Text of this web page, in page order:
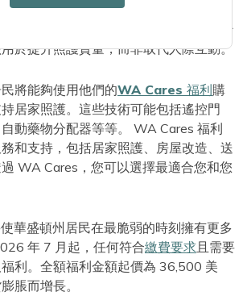
問題也持續存在。此外，在維持照護中
懷與利用科技進步之間，需要取得微妙
於提升照護質量，而非取代人際互動。
將能夠使用他們的WA Cares 福利購
居家照護。這些技術可能包括遙控門
動藥物分配器等等。 WA Cares 福利
和支持，包括居家照護、房屋改造、送
WA Cares，您可以選擇最適合您和您
華盛頓州居民在最脆弱的時刻擁有更多
年 7 月起，任何符合繳費要求且需要
利。全額福利金額起價為 36,500 美
脹而增長。